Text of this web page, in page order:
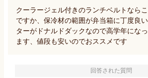
クーラージェル付きのランチベルトなら
ですか、保冷材の範囲が弁当箱に丁度良
ターがドナルドダックなので高学年にな
ます、値段も安いのでおススメです
回答された質問